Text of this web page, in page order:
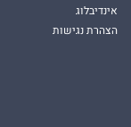
אינדיבלוג
הצהרת נגישות